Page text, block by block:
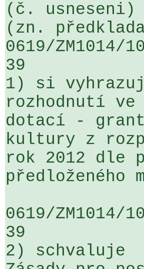
(č. usneseni)
(zn.
0619/
39
1) si
rozhodnutí
dotací -
kultury z
rok 2012
předloženého
0619/
39
2) schvaluje